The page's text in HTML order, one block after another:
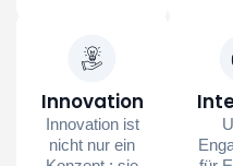
Innovation
Innovation ist
nicht nur ein